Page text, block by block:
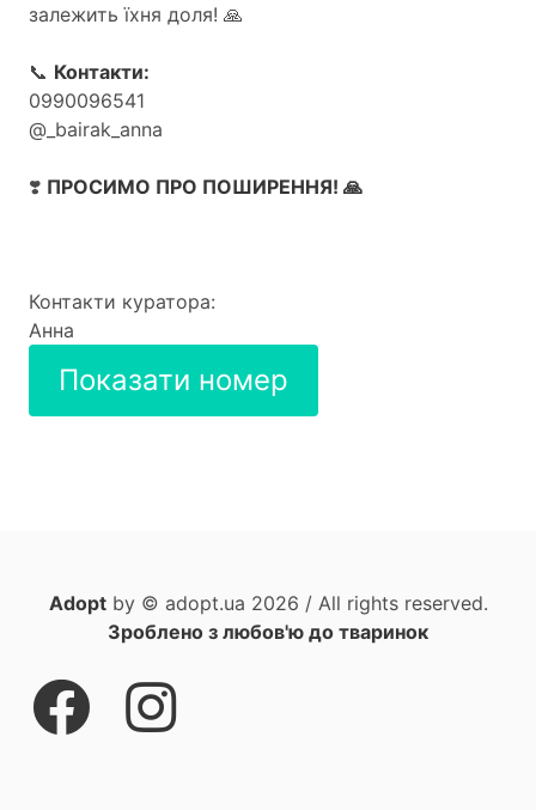
залежить їхня доля! 🙏
📞 Контакти:
0990096541
@_bairak_anna
❣️ ПРОСИМО ПРО ПОШИРЕННЯ! 🙏
Контакти куратора:
Анна
Показати номер
Adoptby © adopt.ua 2026 / All rights reserved.
Зроблено з любов'ю до тваринок